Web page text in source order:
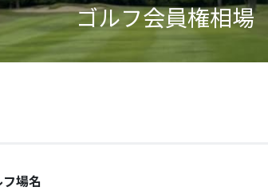
ゴルフ会員権相場
場名